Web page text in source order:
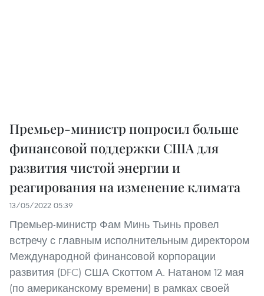
Премьер-министр попросил больше
финансовой поддержки США для
развития чистой энергии и
реагирования на изменение климата
13/05/2022 05:39
Премьер-министр Фам Минь Тьинь провел
встречу с главным исполнительным директором
Международной финансовой корпорации
развития (DFC) США Скоттом А. Натаном 12 мая
(по американскому времени) в рамках своей